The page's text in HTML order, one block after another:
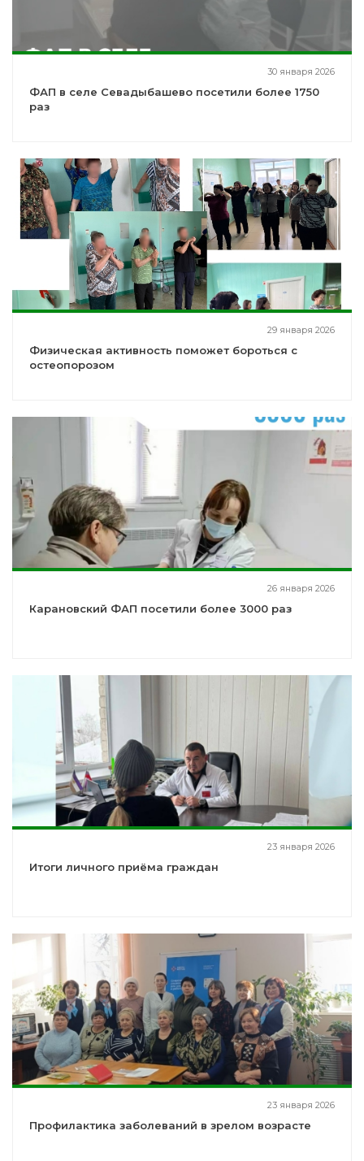
30 января 2026
ФАП в селе Севадыбашево посетили более 1750
раз
29 января 2026
Физическая активность поможет бороться с
остеопорозом
26 января 2026
Карановский ФАП посетили более 3000 раз
23 января 2026
Итоги личного приёма граждан
23 января 2026
Профилактика заболеваний в зрелом возрасте